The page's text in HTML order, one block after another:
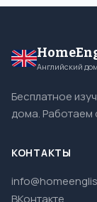
Английский
Бесплатное
дома. Работаем
КОНТАКТЫ
ВКонтакте